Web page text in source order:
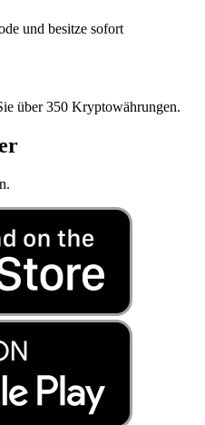
und besitze sofort
über 350 Kryptowährungen.